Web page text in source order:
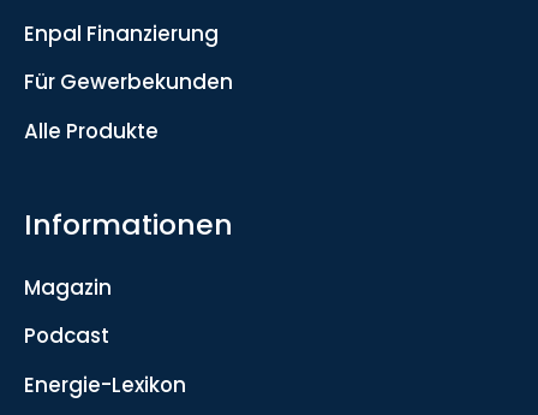
Enpal Finanzierung
Für Gewerbekunden
Alle Produkte
Informationen
Magazin
Podcast
Energie-Lexikon